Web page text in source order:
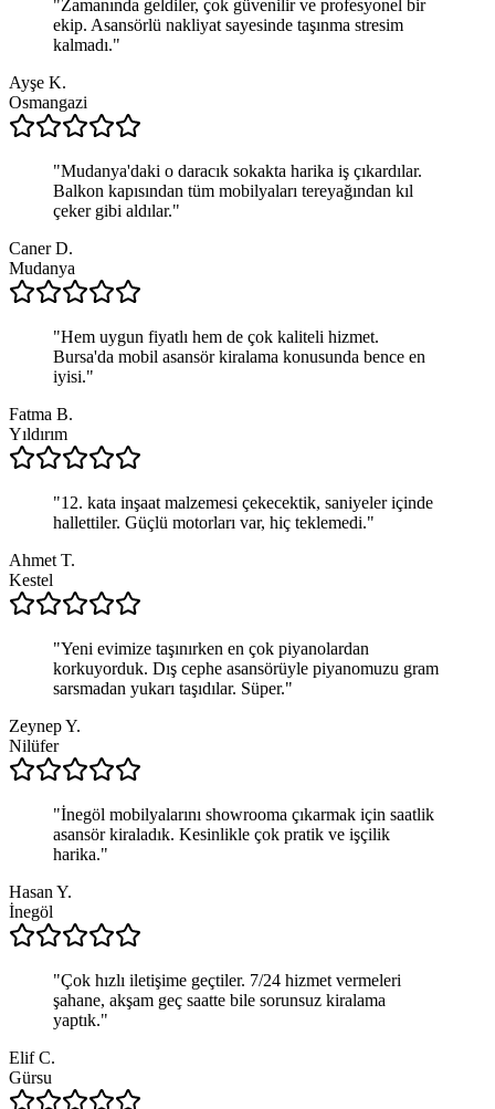
"Zamanında geldiler, çok güvenilir ve profesyonel bir
ekip. Asansörlü nakliyat sayesinde taşınma stresim
kalmadı."
Ayşe K.
Osmangazi
"Mudanya'daki o daracık sokakta harika iş çıkardılar.
Balkon kapısından tüm mobilyaları tereyağından kıl
çeker gibi aldılar."
Caner D.
Mudanya
"Hem uygun fiyatlı hem de çok kaliteli hizmet.
Bursa'da mobil asansör kiralama konusunda bence en
iyisi."
Fatma B.
Yıldırım
"12. kata inşaat malzemesi çekecektik, saniyeler içinde
hallettiler. Güçlü motorları var, hiç teklemedi."
Ahmet T.
Kestel
"Yeni evimize taşınırken en çok piyanolardan
korkuyorduk. Dış cephe asansörüyle piyanomuzu gram
sarsmadan yukarı taşıdılar. Süper."
Zeynep Y.
Nilüfer
"İnegöl mobilyalarını showrooma çıkarmak için saatlik
asansör kiraladık. Kesinlikle çok pratik ve işçilik
harika."
Hasan Y.
İnegöl
"Çok hızlı iletişime geçtiler. 7/24 hizmet vermeleri
şahane, akşam geç saatte bile sorunsuz kiralama
yaptık."
Elif C.
Gürsu